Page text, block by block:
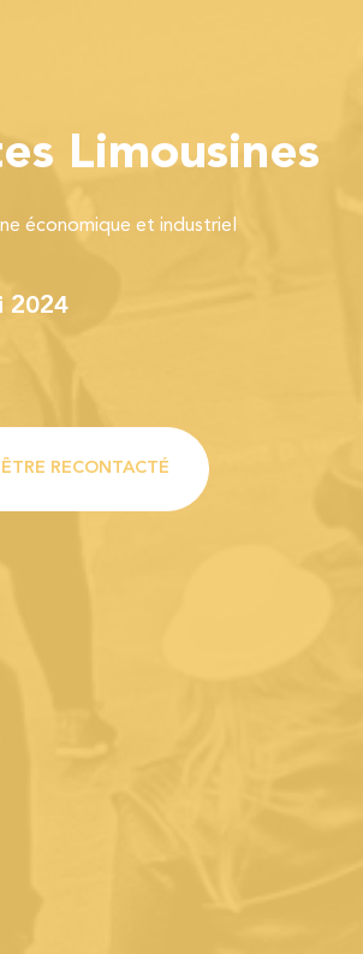
Limousines
économique et industriel
2024
ÊTRE RECONTACTÉ